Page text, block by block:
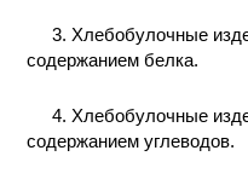
ТЕХНОЛОГИЯ
3. Хлебобулочные
содержанием белка.
4. Хлебобулочные
содержанием углеводов.